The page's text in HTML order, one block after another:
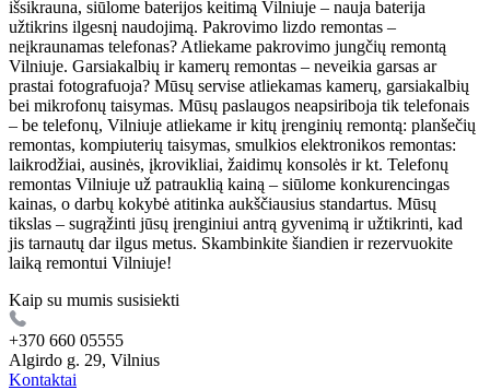
išsikrauna, siūlome baterijos keitimą Vilniuje – nauja baterija
užtikrins ilgesnį naudojimą. Pakrovimo lizdo remontas –
neįkraunamas telefonas? Atliekame pakrovimo jungčių remontą
Vilniuje. Garsiakalbių ir kamerų remontas – neveikia garsas ar
prastai fotografuoja? Mūsų servise atliekamas kamerų, garsiakalbių
bei mikrofonų taisymas. Mūsų paslaugos neapsiriboja tik telefonais
– be telefonų, Vilniuje atliekame ir kitų įrenginių remontą: planšečių
remontas, kompiuterių taisymas, smulkios elektronikos remontas:
laikrodžiai, ausinės, įkrovikliai, žaidimų konsolės ir kt. Telefonų
remontas Vilniuje už patrauklią kainą – siūlome konkurencingas
kainas, o darbų kokybė atitinka aukščiausius standartus. Mūsų
tikslas – sugrąžinti jūsų įrenginiui antrą gyvenimą ir užtikrinti, kad
jis tarnautų dar ilgus metus. Skambinkite šiandien ir rezervuokite
laiką remontui Vilniuje!
Kaip su mumis susisiekti
+370 660 05555
Algirdo g. 29, Vilnius
Kontaktai